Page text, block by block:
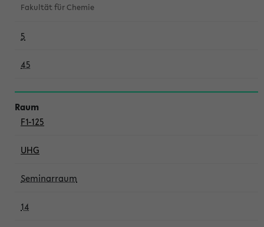
Fakultät für Chemie
5
45
F1-125
UHG
Seminarraum
14